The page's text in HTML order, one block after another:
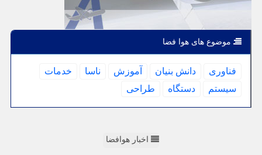
موضوع های هوا فضا
فناوری دانش بنیان آموزش ناسا
خدمات
سیستم
دستگاه طراحی
اخبار هوافضا